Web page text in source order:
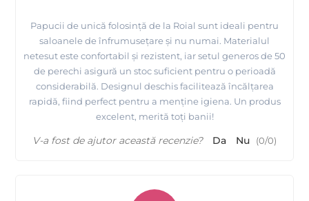
Papucii de unică folosință de la Roial sunt ideali pentru
saloanele de înfrumusețare și nu numai. Materialul
netesut este confortabil și rezistent, iar setul generos de 50
de perechi asigură un stoc suficient pentru o perioadă
considerabilă. Designul deschis facilitează încălțarea
rapidă, fiind perfect pentru a menține igiena. Un produs
excelent, merită toți banii!
V-a fost de ajutor această recenzie? Da Nu (0/0)